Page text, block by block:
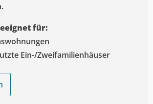
für:
Ein-/Zweifamilienhäuser